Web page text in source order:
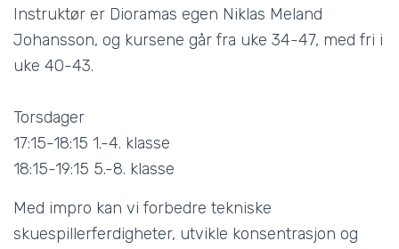
Instruktør er Dioramas egen Niklas Meland
Johansson, og kursene går fra uke 34-47, med fri i
uke 40-43.
Torsdager
17:15-18:15 1.-4. klasse
18:15-19:15 5.-8. klasse
Med impro kan vi forbedre tekniske
skuespillerferdigheter, utvikle konsentrasjon og